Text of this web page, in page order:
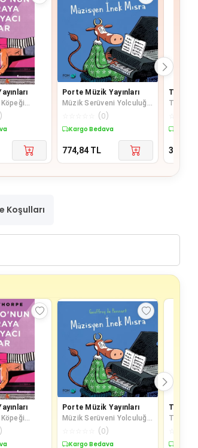
)
Porte Müzik Yayınları
Müzik Serüveni Yolculuğa
(0)
Kargo Bedava
774,84 TL
Timaş
317,25
Koşulları
)
Porte Müzik Yayınları
Müzik Serüveni Yolculuğa
(0)
Kargo Bedava
Timaş